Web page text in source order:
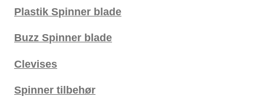
Plastik Spinner blade
Buzz Spinner blade
Clevises
Spinner tilbehør